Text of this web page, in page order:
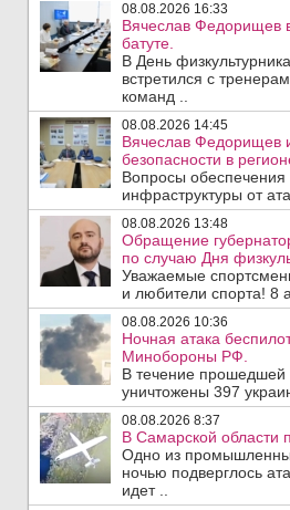
08.08.2026 16:33
Вячеслав Федорищев
батуте.
В День
встретился с
команд ..
08.08.2026 14:45
Вячеслав Федорищев
безопасности в
Вопросы обеспечения
инфраструктуры от
08.08.2026 13:48
Обращение
по случаю Дня
Уважаемые
и любители спорта! 8
08.08.2026 10:36
Ночная атака
Минобороны РФ.
В течение
уничтожены 397
08.08.2026 8:37
В Самарской области
Одно из
ночью подверглось
идет ..